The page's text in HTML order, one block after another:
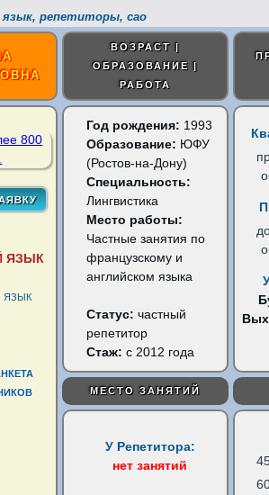
язык, репетиторы, сао
ВОЗРАСТ |
ОБРАЗОВАНИЕ |
РАБОТА
ЯЗЫК
ЯЗЫК
Год рождения: 1993
Образование: ЮФУ
(Ростов-на-Дону)
Специальность:
Лингвистика
Место работы:
Частные занятия по
французскому и
английском языка
Статус:частный
репетитор
Стаж: с 2012 года
МЕСТО ЗАНЯТИЙ
У Репетитора:
нет занятий